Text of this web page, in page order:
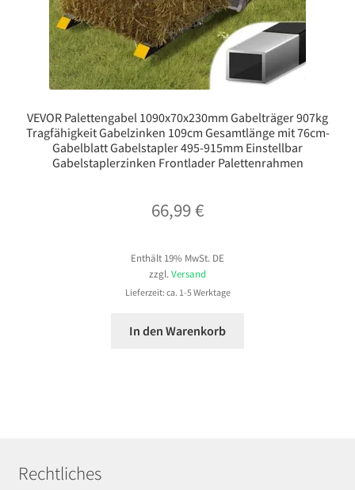
VEVOR Palettengabel 1090x70x230mm Gabelträger 907kg
Tragfähigkeit Gabelzinken 109cm Gesamtlänge mit 76cm-
Gabelblatt Gabelstapler 495-915mm Einstellbar
Gabelstaplerzinken Frontlader Palettenrahmen
66,99€
Enthält 19% MwSt. DE
zzgl. Versand
Lieferzeit: ca. 1-5 Werktage
In den Warenkorb
Rechtliches